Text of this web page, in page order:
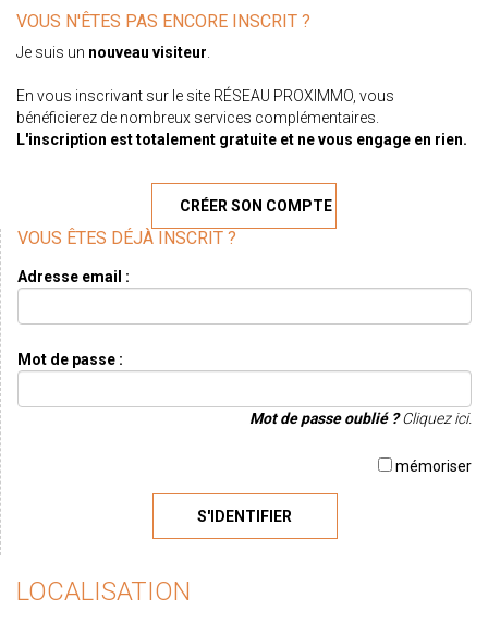
VOUS N'ÊTES PAS ENCORE INSCRIT ?
Je suis un nouveau visiteur.
En vous inscrivant sur le site RÉSEAU PROXIMMO, vous
bénéficierez de nombreux services complémentaires.
L'inscription est totalement gratuite et ne vous engage en rien.
CRÉER SON COMPTE
VOUS ÊTES DÉJÀ INSCRIT ?
Adresse email :
Mot de passe :
Mot de passe oublié ?Cliquez ici.
mémoriser
S'IDENTIFIER
LOCALISATION